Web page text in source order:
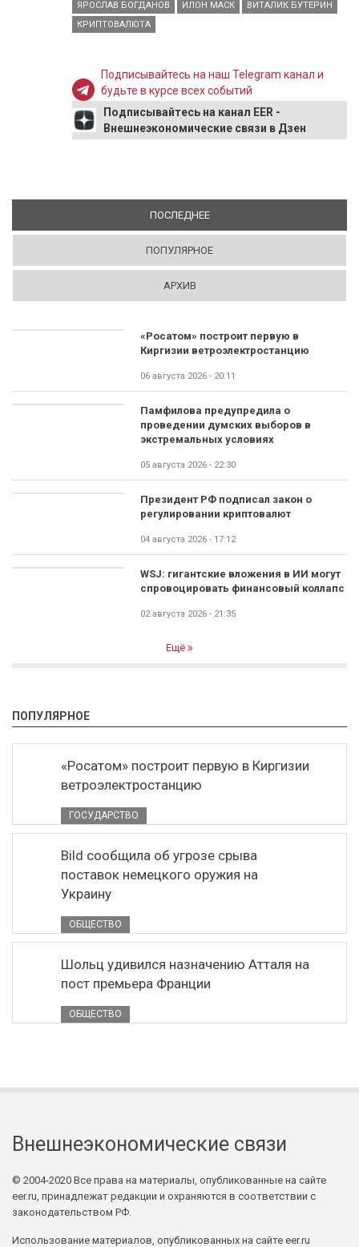
ЯРОСЛАВ БОГДАНОВ ИЛОН МАСК
ВИТАЛИК БУТЕРИН
КРИПТОВАЛЮТА
Подписывайтесь на наш Telegram канал и
будьте в курсе всех событий
Подписывайтесь на канал EER -
Внешнеэкономические связи в Дзен
ПОСЛЕДНЕЕ(АКТИВНАЯ ВКЛАДКА)
ПОПУЛЯРНОЕ
АРХИВ
«Росатом» построит первую в
Киргизии ветроэлектростанцию
06 августа 2026 - 20:11
Памфилова предупредила о
проведении думских выборов в
экстремальных условиях
05 августа 2026 - 22:30
Президент РФ подписал закон о
регулировании криптовалют
04 августа 2026 - 17:12
WSJ: гигантские вложения в ИИ могут
спровоцировать финансовый коллапс
02 августа 2026 - 21:35
Ещё
ПОПУЛЯРНОЕ
«Росатом» построит первую в Киргизии
ветроэлектростанцию
ГОСУДАРСТВО
Bild сообщила об угрозе срыва
поставок немецкого оружия на
Украину
ОБЩЕСТВО
Шольц удивился назначению Атталя на
пост премьера Франции
ОБЩЕСТВО
Внешнеэкономические связи
© 2004-2020 Все права на материалы, опубликованные на сайте
eer.ru, принадлежат редакции и охраняются в соответствии с
законодательством РФ.
Использование материалов, опубликованных на сайте eer.ru